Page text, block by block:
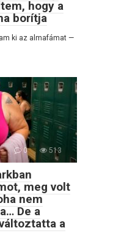
hogy a
borítja
ki az almafámat —
0 513
meg volt
nem
De a
a